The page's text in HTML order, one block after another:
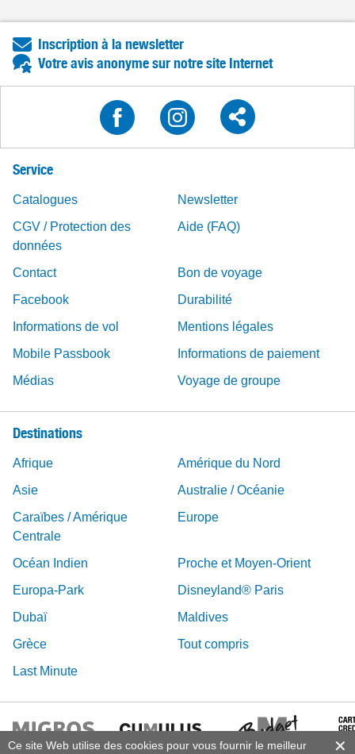
Ce site Web utilise des cookies pour vous fournir le meilleur
Inscription à la newsletter
Votre avis anonyme sur notre site Internet
Service
Catalogues
Newsletter
CGV / Protection des
données
Aide (FAQ)
Contact
Bon de voyage
Facebook
Durabilité
Informations de vol
Mentions légales
Mobile Passbook
Informations de paiement
Médias
Voyage de groupe
Destinations
Afrique
Amérique du Nord
Asie
Australie / Océanie
Caraïbes / Amérique
Centrale
Europe
Océan Indien
Proche et Moyen-Orient
Europa-Park
Disneyland® Paris
Dubaï
Maldives
Grèce
Tout compris
Last Minute